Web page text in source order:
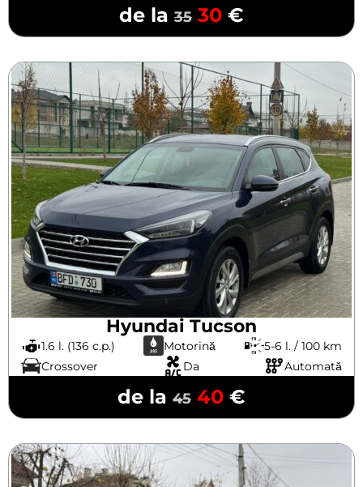
de la 35 30 €
Hyundai Tucson
1.6 l. (136 c.p.) Motorină
5-6 l. / 100 km
Crossover
Da Automată
de la 45 40 €